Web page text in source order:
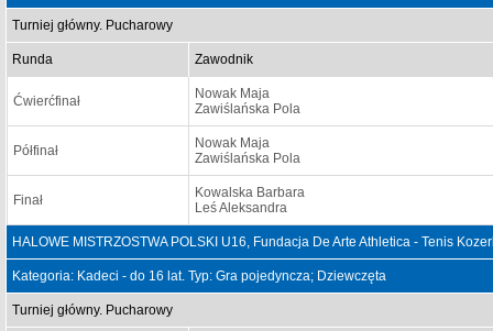
Turniej główny. Pucharowy
Runda Zawodnik
Ćwierćfinał
Nowak Maja
Zawiślańska Pola
Półfinał
Nowak Maja
Zawiślańska Pola
Finał
Kowalska Barbara
Leś Aleksandra
HALOWE MISTRZOSTWA POLSKI U16, Fundacja De Arte Athletica - Tenis
Kategoria: Kadeci - do 16 lat. Typ: Gra pojedyncza; Dziewczęta
Turniej główny. Pucharowy